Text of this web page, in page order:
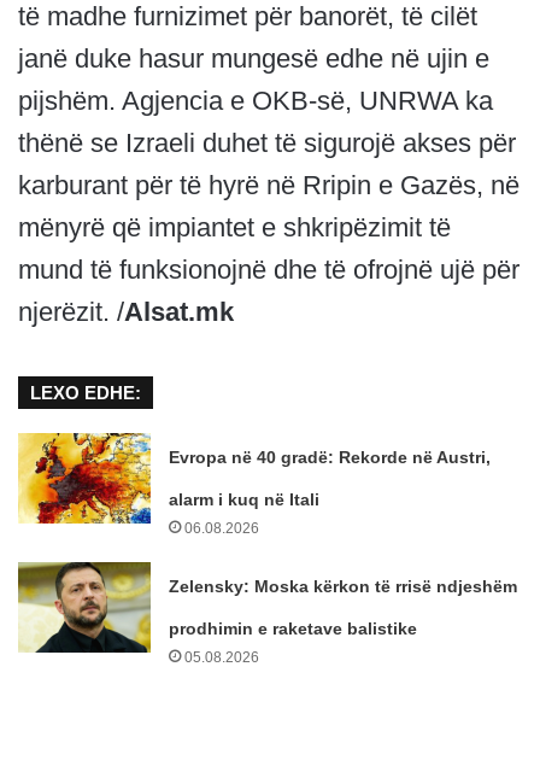
të madhe furnizimet për banorët, të cilët
janë duke hasur mungesë edhe në ujin e
pijshëm. Agjencia e OKB-së, UNRWA ka
thënë se Izraeli duhet të sigurojë akses për
karburant për të hyrë në Rripin e Gazës, në
mënyrë që impiantet e shkripëzimit të
mund të funksionojnë dhe të ofrojnë ujë për
njerëzit. /Alsat.mk
LEXO EDHE:
Evropa në 40 gradë: Rekorde në Austri,
alarm i kuq në Itali
06.08.2026
Zelensky: Moska kërkon të rrisë ndjeshëm
prodhimin e raketave balistike
05.08.2026